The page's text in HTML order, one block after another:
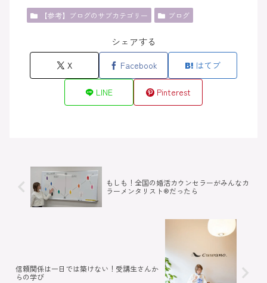
【参考】ブログのサブカテゴリー ブログ
シェアする
X Facebook はてブ
LINE Pinterest
もしも！全国の婚活カウンセラーがみんなカ
ラーメンタリスト®だったら
信頼関係は一日では築けない！受講生さんか
らの学び